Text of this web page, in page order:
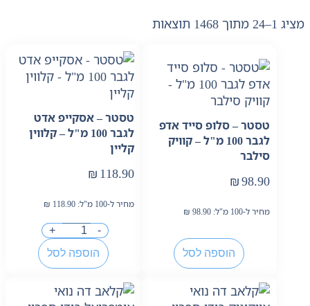
מציג 1–24 מתוך 1468 תוצאות
טסטר – סלופ סייד אדפ
לגבר 100 מ"ל – קוויק
סילבר
₪98.90
מחיר ל-100 מ"ל: ₪ 98.90
הוספה לסל
טסטר – אסקייפ אדט
לגבר 100 מ"ל – קלווין
קליין
₪ 118.90
מחיר ל-100 מ"ל: ₪ 118.90
-
+
הוספה לסל